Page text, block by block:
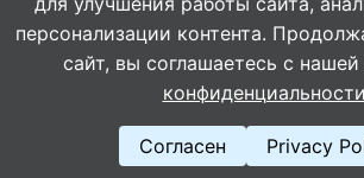
© 2026 Naget.Ru
персонализации контента.
сайт, вы соглашаетесь с нашей
конфиденциальности
Согласен Privacy